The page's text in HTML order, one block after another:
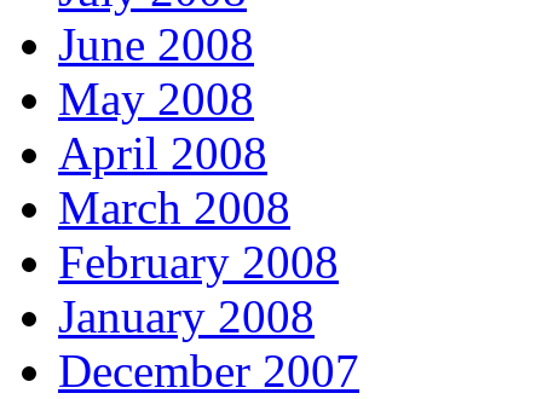
June 2008
May 2008
April 2008
March 2008
February 2008
January 2008
December 2007